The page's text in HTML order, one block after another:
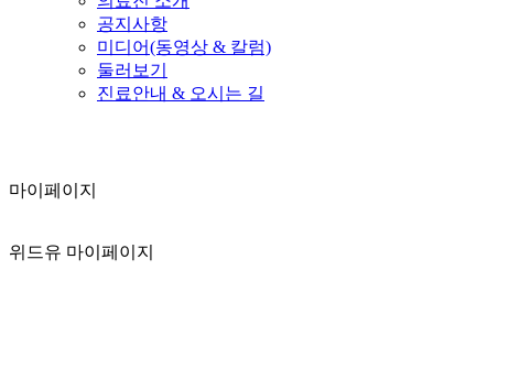
공지사항
미디어(동영상 & 칼럼)
둘러보기
진료안내 & 오시는 길
마이페이지
위드유 마이페이지